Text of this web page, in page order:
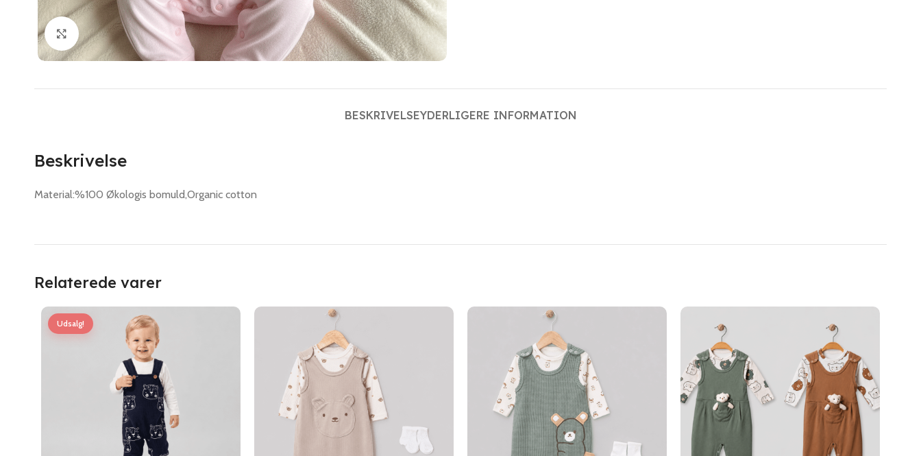
Klik for at forstørre
BESKRIVELSEYDERLIGERE INFORMATION
Beskrivelse
Material:%100 Økologis bomuld,Organic cotton
Relaterede varer
Udsalg!